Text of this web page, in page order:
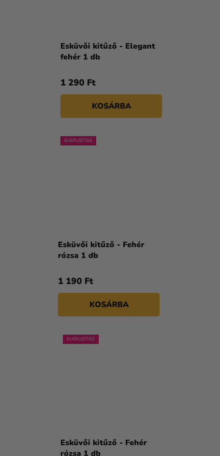
Esküvői kitűző - Elegant
fehér 1 db
1 290 Ft
KOSÁRBA
KIÁRUSÍTÁS
Esküvői kitűző - Fehér
rózsa 1 db
1 190 Ft
KOSÁRBA
KIÁRUSÍTÁS
Esküvői kitűző - Fehér
rózsa 1 db